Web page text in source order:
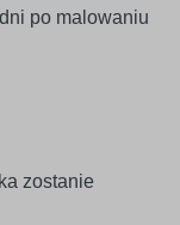
po malowaniu
zostanie